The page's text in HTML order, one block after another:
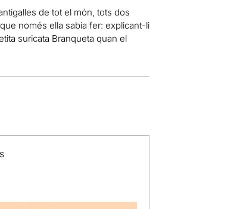
de tot el món, tots dos
només ella sabia fer: explicant-li
suricata Branqueta quan el